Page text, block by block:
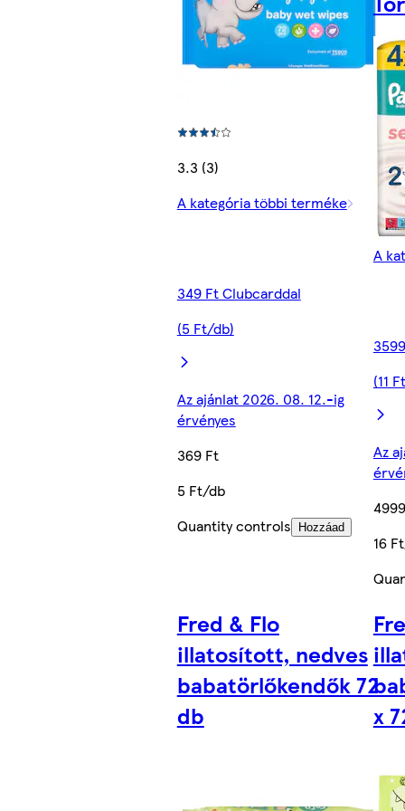
3.3 (3)
A kategória többi terméke
349 Ft Clubcarddal
(5 Ft/db)
Az ajánlat 2026. 08. 12.-ig
érvényes
369 Ft
5 Ft/db
Quantity controls
Hozzáad
A
(11
Az
16
Fred & Flo
illatosított, nedves
babatörlőkendők 72
db
x